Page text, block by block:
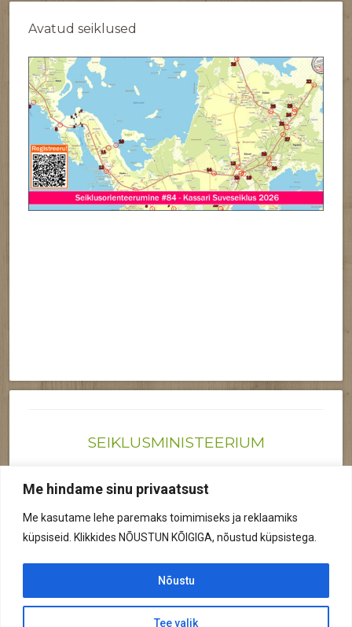
Me hindame sinu privaatsust
Me kasutame lehe paremaks toimimiseks ja reklaamiks
küpsiseid. Klikkides NÕUSTUN KÕIGIGA, nõustud küpsistega.
Tee valik
Nõustu
Avatud seiklused
SEIKLUSMINISTEERIUM
Reg nr: 12041719